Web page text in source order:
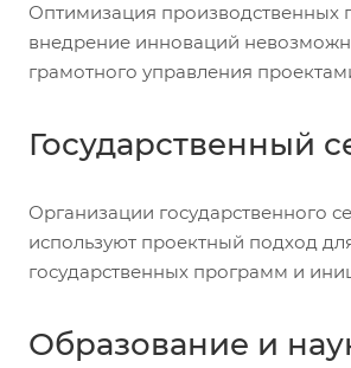
Оптимизация производственных
внедрение инноваций
грамотного управления
Государственный
Организации государственного
используют проектный подход
государственных программ и
Образование и